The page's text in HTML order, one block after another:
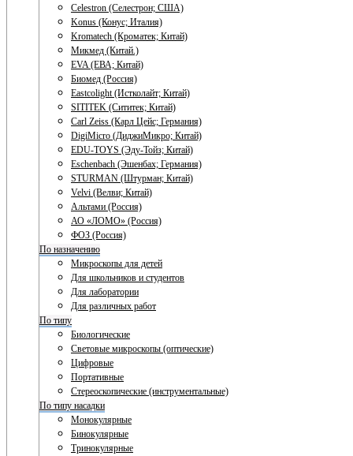
Celestron (Селестрон; США)
Konus (Конус; Италия)
Kromatech (Кроматек; Китай)
Микмед (Китай.)
EVA (ЕВА; Китай)
Биомед (Россия)
Eastcolight (Истколайт; Китай)
SITITEK (Сититек; Китай)
Carl Zeiss (Карл Цейс; Германия)
DigiMicro (ДиджиМикро; Китай)
EDU-TOYS (Эду-Тойз; Китай)
Eschenbach (Эшенбах; Германия)
STURMAN (Штурман; Китай)
Velvi (Велви; Китай)
Альтами (Россия)
АО «ЛОМО» (Россия)
ФОЗ (Россия)
По назначению
Микроскопы для детей
Для школьников и студентов
Для лаборатории
Для различных работ
По типу
Биологические
Световые микроскопы (оптические)
Цифровые
Портативные
Стереоскопические (инструментальные)
По типу насадки
Монокулярные
Бинокулярные
Тринокулярные